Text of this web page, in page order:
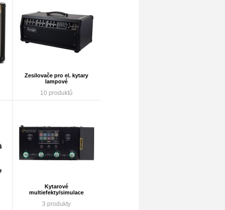
Zesilovače pro el. kytary
lampové
10 produktů
Kytarové
multiefekty/simulace
3 produkty